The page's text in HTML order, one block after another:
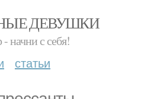
ДЕВУШКИ
начни с себя!
статьи